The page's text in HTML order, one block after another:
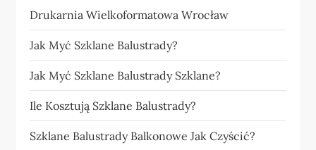
Drukarnia Wielkoformatowa Wrocław
Jak Myć Szklane Balustrady?
Jak Myć Szklane Balustrady Szklane?
Ile Kosztują Szklane Balustrady?
Szklane Balustrady Balkonowe Jak Czyścić?